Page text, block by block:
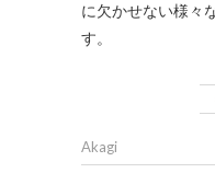
に欠かせない様々
す。
Akagi